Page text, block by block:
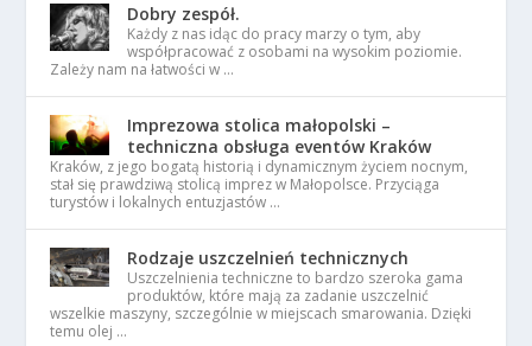
Dobry zespół.
Każdy z nas idąc do pracy marzy o tym, aby
współpracować z osobami na wysokim poziomie.
Zależy nam na łatwości w …
Imprezowa stolica małopolski –
techniczna obsługa eventów Kraków
Kraków, z jego bogatą historią i dynamicznym życiem nocnym,
stał się prawdziwą stolicą imprez w Małopolsce. Przyciąga
turystów i lokalnych entuzjastów …
Rodzaje uszczelnień technicznych
Uszczelnienia techniczne to bardzo szeroka gama
produktów, które mają za zadanie uszczelnić
wszelkie maszyny, szczególnie w miejscach smarowania. Dzięki
temu olej …